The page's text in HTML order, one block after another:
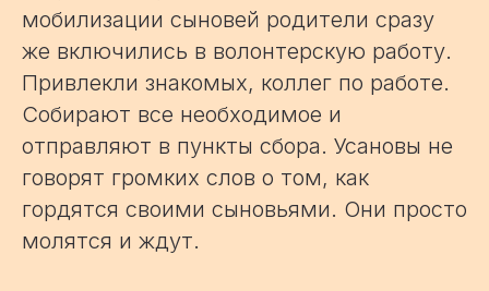
мобилизации сыновей родители сразу
же включились в волонтерскую работу.
Привлекли знакомых, коллег по работе.
Собирают все необходимое и
отправляют в пункты сбора. Усановы не
говорят громких слов о том, как
гордятся своими сыновьями. Они просто
молятся и ждут.